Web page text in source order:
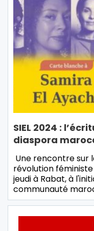
SIEL 2024 :
diaspora
Une rencontre sur
révolution
jeudi à Rabat, à
communauté